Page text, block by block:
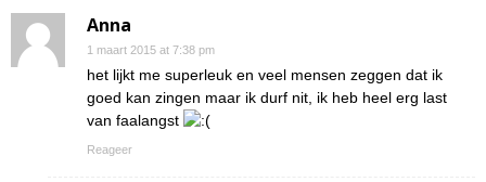
Anna
1 maart 2015 at 7:38 pm
het lijkt me superleuk en veel mensen zeggen dat ik
goed kan zingen maar ik durf nit, ik heb heel erg last
van faalangst
Reageer